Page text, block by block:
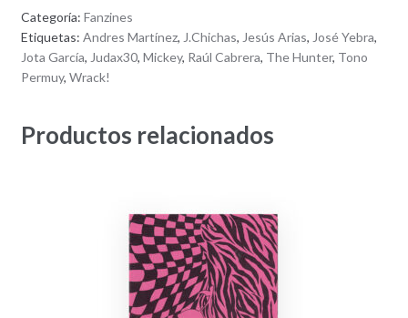
Categoría: Fanzines
Etiquetas: Andres Martínez, J.Chichas, Jesús Arias, José Yebra,
Jota García, Judax30, Mickey, Raúl Cabrera, The Hunter, Tono
Permuy, Wrack!
Productos relacionados